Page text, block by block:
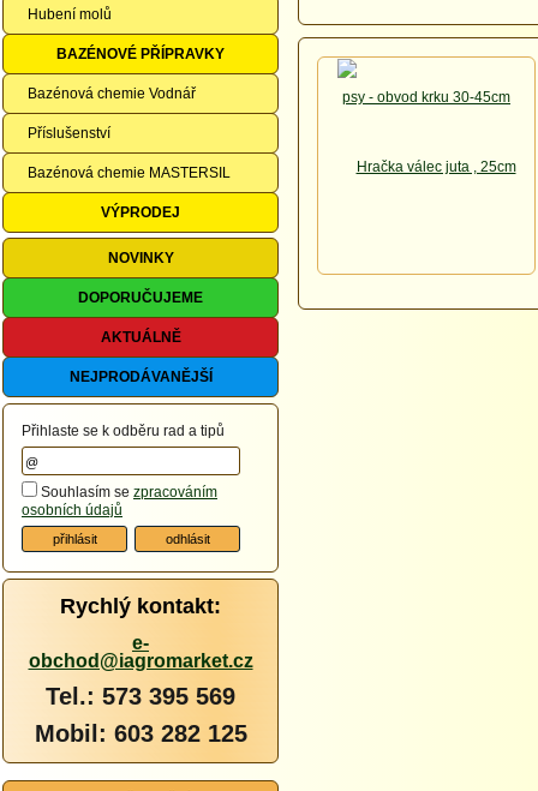
Hubení molů
BAZÉNOVÉ PŘÍPRAVKY
Bazénová chemie Vodnář
Příslušenství
Bazénová chemie MASTERSIL
VÝPRODEJ
NOVINKY
DOPORUČUJEME
AKTUÁLNĚ
NEJPRODÁVANĚJŠÍ
Přihlaste se k odběru rad a tipů
Souhlasím se zpracováním
osobních údajů
Rychlý kontakt:
e-
obchod@iagromarket.cz
Tel.: 573 395 569
Mobil: 603 282 125